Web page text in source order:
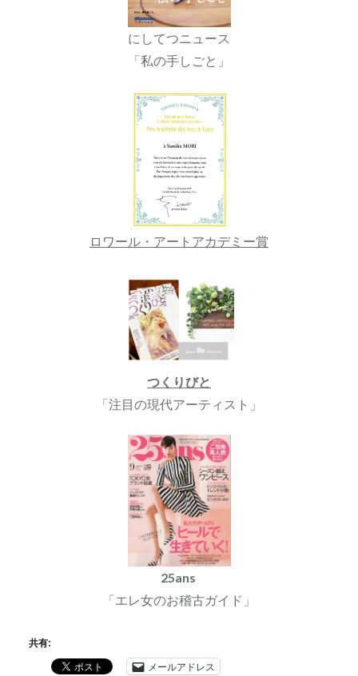
にしてつニュース
「私の手しごと」
ロワール・アートアカデミー賞
つくりびと
「注目の現代アーティスト」
25ans
「エレ女のお稽古ガイド」
共有:
メールアドレス